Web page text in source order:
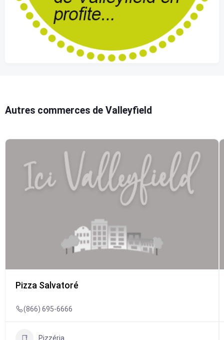
Autres commerces de Valleyfield
Pizza Salvatoré
(866) 695-6666
Pizzéria